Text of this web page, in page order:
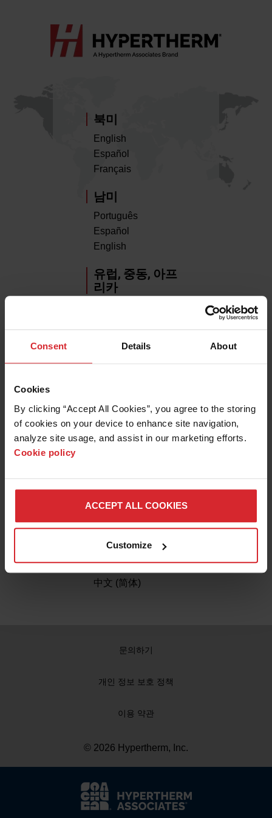
Consent Details About
Cookies
By clicking “Accept All Cookies”, you agree to the storing
of cookies on your device to enhance site navigation,
analyze site usage, and assist in our marketing efforts.
Cookie policy
ACCEPT ALL COOKIES
Customize
북미
English
Español
Français
남미
Português
Español
English
유럽, 중동, 아프
리카
Español
Português
Русский
Türkçe
English
日本語
한국어
중국
中文 (简体)
문의하기
개인 정보 보호 정책
이용 약관
© 2026 Hypertherm, Inc.